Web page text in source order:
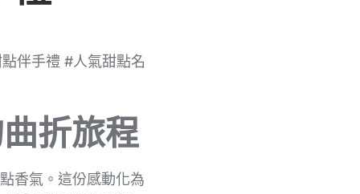
伴手禮 #人氣甜點名
折旅程
香氣。這份感動化為